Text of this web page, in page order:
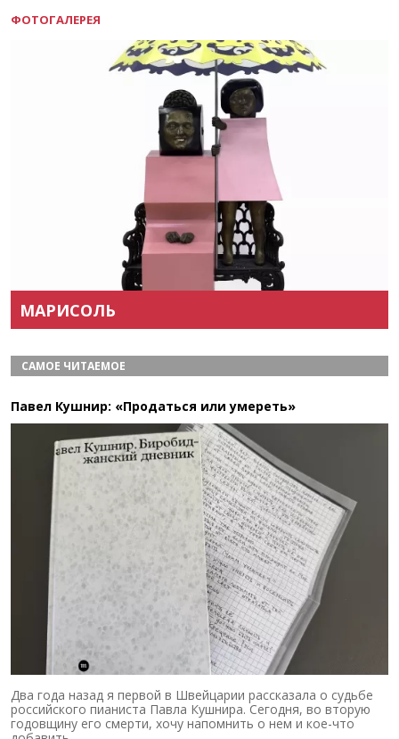
ФОТОГАЛЕРЕЯ
МАРИСОЛЬ
САМОЕ ЧИТАЕМОЕ
Павел Кушнир: «Продаться или умереть»
Два года назад я первой в Швейцарии рассказала о судьбе
российского пианиста Павла Кушнира. Сегодня, во вторую
годовщину его смерти, хочу напомнить о нем и кое-что